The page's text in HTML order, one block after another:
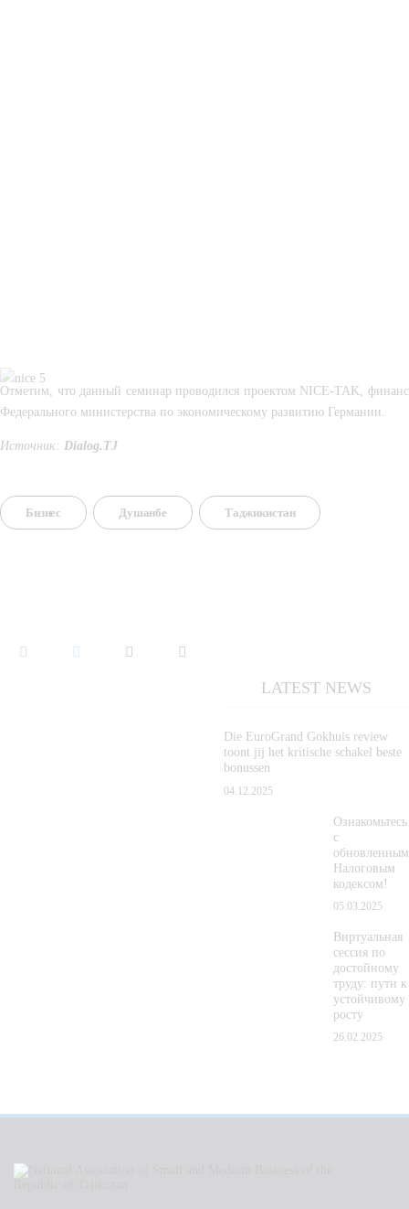
Отметим, что данный семинар проводился проектом NICE-TAK,
Федерального министерства по экономическому развитию Германии.
Источник: Dialog.TJ
Бизнес Душанбе Таджикистан
LATEST NEWS
Die EuroGrand Gokhuis review
toont jij het kritische schakel beste
bonussen
04.12.2025
Ознакомьтесь
с
обновленным
Налоговым
кодексом!
05.03.2025
Виртуальная
сессия по
достойному
труду: пути к
устойчивому
росту
26.02.2025